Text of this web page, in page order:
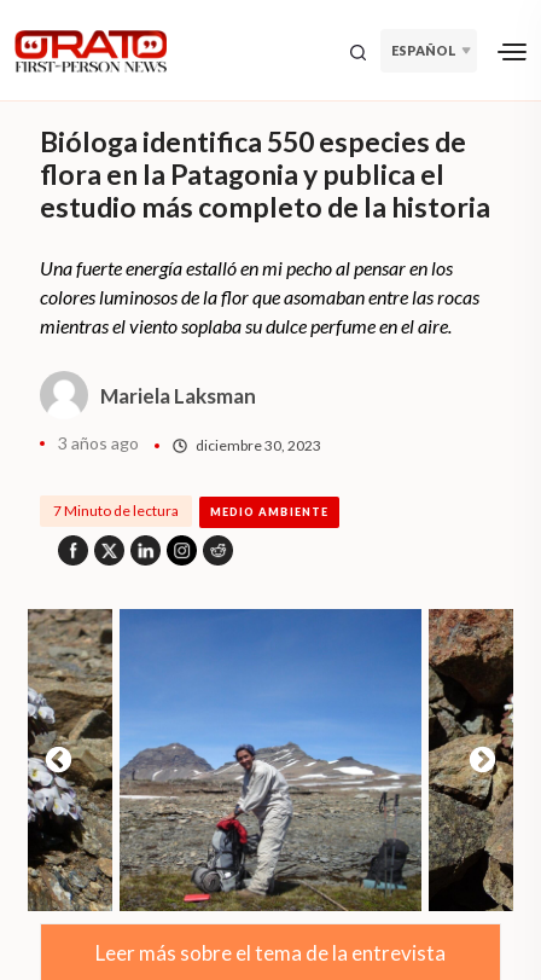
ESPAÑOL
Bióloga identifica 550 especies de
flora en la Patagonia y publica el
estudio más completo de la historia
Una fuerte energía estalló en mi pecho al pensar en los
colores luminosos de la flor que asomaban entre las rocas
mientras el viento soplaba su dulce perfume en el aire.
Mariela Laksman
3 años ago diciembre 30, 2023
7 Minuto de lectura MEDIO AMBIENTE
Leer más sobre el tema de la entrevista